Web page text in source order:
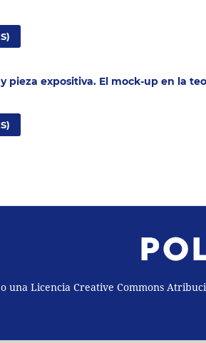
pieza expositiva. El mock-up en la
una Licencia Creative Commons